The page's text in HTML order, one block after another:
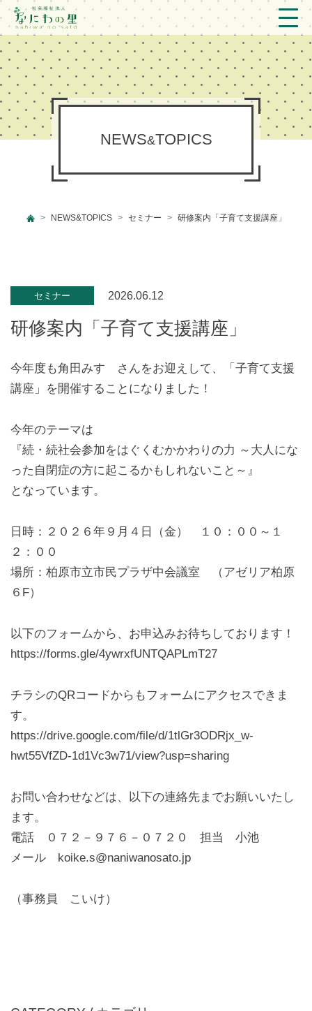
トップ
法人概要/アクセス
こども/相談支援
新着情報
プライバシーポリシー
NEWS&TOPICS
NEWS&TOPICS セミナー 研修案内「子育て支援講座」
セミナー 2026.06.12
研修案内「子育て支援講座」
今年度も角田みすゞさんをお迎えして、「子育て支援
講座」を開催することになりました！
今年のテーマは
『続・続社会参加をはぐくむかかわりの力 ～大人にな
った自閉症の方に起こるかもしれないこと～』
となっています。
日時：２０２６年９月４日（金） １０：００～１
２：００
場所：柏原市立市民プラザ中会議室 （アゼリア柏原
６F）
以下のフォームから、お申込みお待ちしております！
https://forms.gle/4ywrxfUNTQAPLmT27
チラシのQRコードからもフォームにアクセスできま
す。
https://drive.google.com/file/d/1tlGr3ODRjx_w-
hwt55VfZD-1d1Vc3w71/view?usp=sharing
お問い合わせなどは、以下の連絡先までお願いいたし
ます。
電話 ０７２－９７６－０７２０ 担当 小池
メール koike.s@naniwanosato.jp
（事務員 こいけ）